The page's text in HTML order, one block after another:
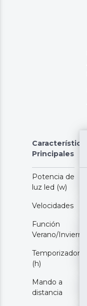
Características
Principales
Potencia de
luz led (w)
Velocidades
Función
Verano/Invierno
Temporizador
(h)
Mando a
distancia